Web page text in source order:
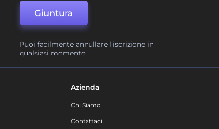
Giuntura
Puoi facilmente annullare l'iscrizione in
qualsiasi momento.
Azienda
Chi Siamo
Contattaci